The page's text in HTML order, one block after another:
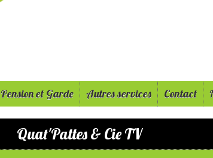
Pension et Garde Autres services Contact
Quat'Pattes & Cie TV